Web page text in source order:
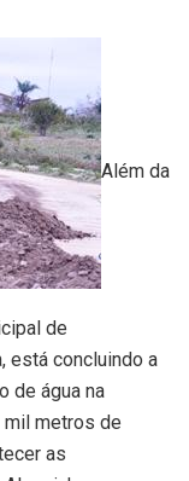
Além da
de
está concluindo a
de água na
mil metros de
as